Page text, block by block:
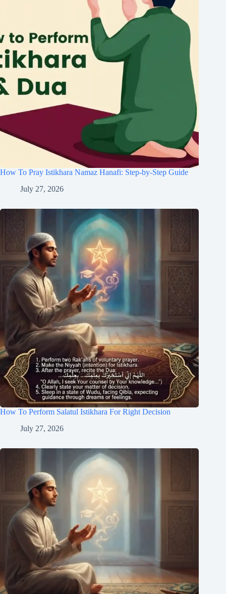
How To Pray Istikhara Namaz Hanafi: Step-by-Step Guide
July 27, 2026
How To Perform Salatul Istikhara For Right Decision
July 27, 2026